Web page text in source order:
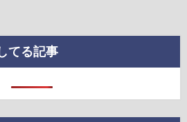
てる記事